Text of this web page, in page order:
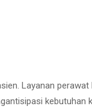
Layanan
kebutuhan